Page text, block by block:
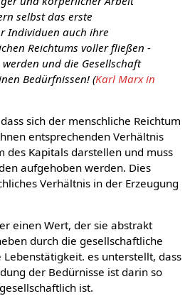
selbst das erste
Individuen auch ihre
Reichtums voller fließen -
und die Gesellschaft
Bedürfnissen! (Karl Marx in
sich der menschliche Reichtum
entsprechenden Verhältnis
des Kapitals darstellen und muss
aufgehoben werden. Dies
Verhältnis in der Erzeugung
einen Wert, der sie abstrakt
durch die gesellschaftliche
es unterstellt, dass
der Bedürnisse ist darin so
ist.